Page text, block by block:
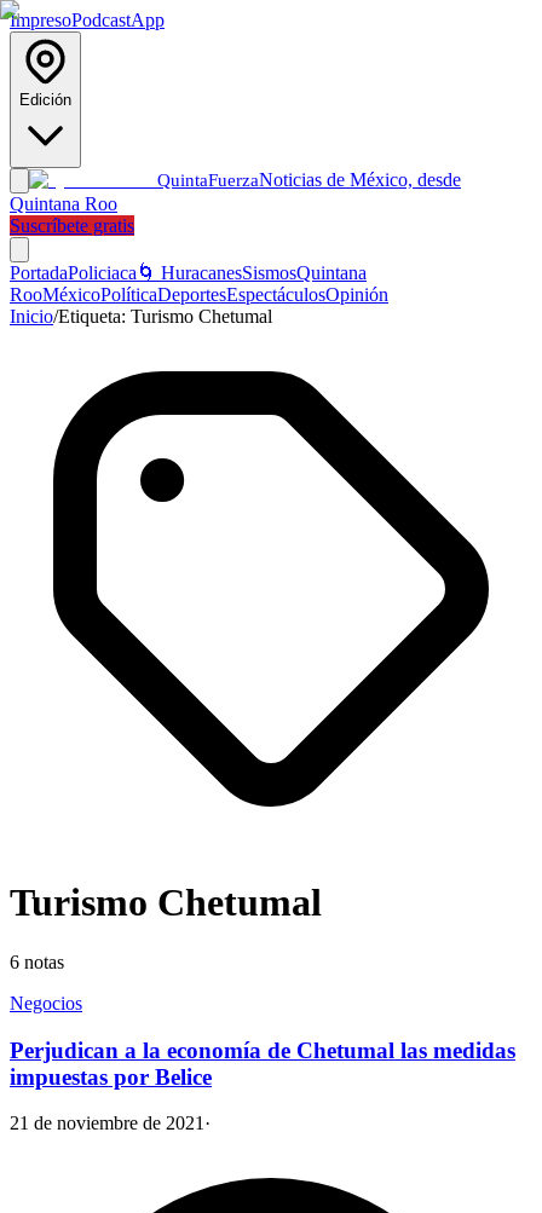
ImpresoPodcastApp
Edición
QuintaFuerzaNoticias de México, desde
Quintana Roo
Suscríbete gratis
PortadaPoliciaca 🌀 HuracanesSismosQuintana
RooMéxicoPolíticaDeportesEspectáculosOpinión
Inicio/Etiqueta: Turismo Chetumal
Turismo Chetumal
6 notas
Negocios
Perjudican a la economía de Chetumal las medidas
impuestas por Belice
21 de noviembre de 2021 ·